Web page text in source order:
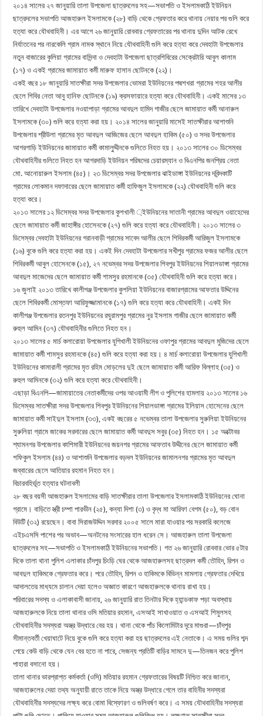
২০১৪ সালের ২৭ জানুয়ারি তালা উপজেলা ছাত্রদলের সহ—সভাপতি ও ইসলামকাঠি ইউনিয়ন
ছাত্রদলের সভাপতি আজহারুল ইসলামকে (২৮) বাড়ি থেকে গ্রেফতার করে থানায় নেয়ার পর গুলি করে
হত্যা করে যৌথবাহিনী। এর আগে ২৬ জানুয়ারি রোববার গ্রেফতারের পর থানায় দুদিন আটক রেখে
নির্যাতনের পর নারকেলি গ্রাম নামক স্থানে নিয়ে যৌথবাহিনী গুলি করে হত্যা করে দেবহাটা উপজেলার
নতুন বাজারের কুলিয়া গ্রামের বাসিন্দা ও দেবহাটা উপজেলা ছাত্রশিবিরের সেক্রেটারি আবুল কালাম
(১৭) ও একই গ্রামের জামায়াত কর্মী মারুফ হাসান ছোটনকে (২২)।
একই বছর ১৮ জানুয়ারি সাতক্ষীরা সদর উপজেলার ভোমরা ইউনিয়নের পদ্মশখরা গ্রামের শহর আলীর
ছেলে শিবির নেতা আবু হানিফ ছোটনকে (১৯) ক্রসফায়ারে হত্যা করে যৌথবাহিনী। একই মাসের ১৩
তারিখে দেবহাটা উপজেলার নওয়াপাড়া গ্রামের আবদুল হামিদ গাজীর ছেলে জামায়াত কর্মী আনারুল
ইসলামকে (৩০) গুলি করে হত্যা করা হয়। ২০১৪ সালের জানুয়ারি মাসেই সাতক্ষীরার আশাশুনি
উপজেলার শ্রীউলা গ্রামের মৃত আবদুল আজিজের ছেলে আবদুল হাকিম (৫০) ও সদর উপজেলার
আগরগাড়ি ইউনিয়নের জামায়াত কর্মী কামালু্দ্দীনকে গুলিতে নিহত হয়। ২০১৩ সালের ৩০ ডিসেম্বর
যৌথবাহিনীর গুলিতে নিহত হন আগরদাড়ি ইউনিয়ন পরিষদের চেয়ারম্যান ও বিএনপির জনপ্রিয় নেতা
মো. আনোয়ারুল ইসলাম (৪৫)। ২৩ ডিসেম্বর সদর উপজেলার ঝাইডাঙ্গা ইউনিয়নের দবিন্দকাটি
গ্রামের লোকমান দফাদারের ছেলে জামায়াত কর্মী হাফিজুল ইসলামকে (২২) যৌথবাহিনী গুলি করে
হত্যা করে।
২০১৩ সালের ১২ ডিসেম্বর সদর উপজেলার কুশখালী ্ইউনিয়নের সাতানী গ্রামের আবদুল ওয়াহেদের
ছেলে জামায়াত কর্মী জাহাঙ্গীর হোসেনকে (২৭) গুলি করে হত্যা করে যৌথবাহিনী। ২০১৩ সালের ৩
ডিসেম্বর দেবহাটা ইউনিয়নের গরানবাড়ী গ্রামের সাবেদ আলীর ছেলে শিবিরকর্মী আরিজুল ইসলামকে
(১৬) বুকে গুলি করে হত্যা করা হয়। একই দিন দেবহাটা উপজেলার সখীপুর গ্রামের ফজর আলীর ছেলে
শিবিরকর্মী আবুল হোসেনকে (১৫), ২৭ নভেম্বর সদর উপজেলার শিবপুর ইউনিয়নের শিয়ালডাঙ্গা গ্রামের
আবদুল মাজেদের ছেলে জামায়াত কর্মী শামসুর রহমানকে (৩৫) যৌথবাহিনী গুলি করে হত্যা করে।
১৬ জুলাই ২০১৩ তারিখে কালীগঞ্জ উপজেলার কুশলিয়া ইউনিয়নের বাজারগ্রামের আফতার উদ্দিনের
ছেলে শিবিরকর্মী মোস্তফা আরিফুজ্জামানকে (১৭) গুলি করে হত্যা করে যৌথবাহিনী। একই দিন
কালীগঞ্জ উপজেলার রতনপুর ইউনিয়নের রঘুরামপুর গ্রামের নুর ইসলাম গাজীর ছেলে জামায়াত কর্মী
রুহুল আমিন (৩৭) যৌথবাহিনীর গুলিতে নিহত হন।
২০১৩ সালের ৫ মার্চ কলারোয়া উপজেলার যুগিখালী ইউনিয়নের ওফাপুর গ্রামের আবদুল মুজিদের ছেলে
জামায়াত কর্মী শামসুর রহমানকে (৪৫) গুলি করে হত্যা করা হয়। ৪ মার্চ কলারোয়া উপজেলার যুগিখালী
ইউনিয়নের কামারালী গ্রামের মৃত রহিম মোড়লের দুই ছেলে জামায়াত কর্মী আরিফ বিল্লাহ (৩৫) ও
রুহুল আমিনকে (৩২) গুলি করে হত্যা করে যৌথবাহিনী।
এছাড়া বিএনপি—জামায়াতের নেতাকর্মীদের ওপর আওয়ামী লীগ ও পুলিশের হামলায় ২০১৩ সালের ১৬
ডিসেম্বর সাতক্ষীরা সদর উপজেলার শিবপুর ইউনিয়নের শিয়ালডাঙ্গা গ্রামের ইলিয়াস হোসেনের ছেলে
জামায়াত কর্মী সাইদুল ইসলাম (৩৩), একই বছরের ৫ নভেম্বর তালা উপজেলার সুরুলিয়া ইউনিয়নের
সুরুলিয়া গ্রামে জাকের সরদারের ছেলে জামায়াত কর্মী আবদুস সবুর (৩৫) নিহত হন। ১৫ অক্টোবর
শ্যামনগর উপজেলার কাশিমারী ইউনিয়নের জয়নগর গ্রামের আফতাব উদ্দীনের ছেলে জামায়াত কর্মী
শফিকুল ইসলাম (৪৪) ও আশাশুনি উপজেলার বড়দল ইউনিয়নের জামালনগর গ্রামের মৃত আবদুল
জব্বারের ছেলে আতিয়ার রহমান নিহত হন।
বিচারবহির্ভূত হত্যার ঘটনাবলী
২৮ বছর বয়সী আজহারুল ইসলামের বাড়ি সাতক্ষীরার তালা উপজেলার ইসলামকাঠি ইউনিয়নের ঘোনা
গ্রামে। বাড়িতে স্ত্রী চম্পা পারভীন (২৫), কন্যা দিশা (৩) ও বৃদ্ধ মা আরিফা বেগম (৫০), বড় বোন
বিউটি (৩২) রয়েছেন। বাবা সিরাজউদ্দিন সরদার ২০০৫ সালে মারা যাওয়ার পর সরকারি কলেজে
এইচএসসি পাশের পর অভাব—অনটনের সংসারের হাল ধরেন সে। আজহারুল তালা উপজেলা
ছাত্রদলের সহ—সভাপতি ও ইসলামকাঠি ইউনিয়নের সভাপতি। গত ২৬ জানুয়ারি রোববার ভোর ৫টার
দিকে তালা থানা পুলিশ এলাকার চাঁদপুর চিংড়ি ঘের থেকে আজহারুলসহ ছাত্রদল কর্মী তৌহিদ, রিপন ও
আবদুল হাকিমকে গ্রেফতার করে। পরে তৌহিদ, রিপন ও হাকিমকে বিভিন্ন মামলায় গ্রেফতার দেখিয়ে
আদালতের মাধ্যমে চালান দেয়া হলেও অজ্ঞাত কারণে আজহারুলকে থানায় রাখা হয়।
পরিবারের সদস্য ও এলাকাবাসী জানায়, ২৬ জানুয়ারি রাত তিনটার দিকে হ্যান্ডকাফ পড়া অবস্থায়
আজহারুলকে নিয়ে তালা থানার ওসি মতিয়ার রহমান, এসআই সাখাওয়াত ও এসআই শিমুলসহ
যৌথবাহিনীর সদস্যরা অস্ত্র উদ্ধারে বের হয়। থানা থেকে পাঁচ কিলোমিটার দূরে মাগুরা—চাঁদপুর
সীমান্তবর্তী খেয়াঘাটে নিয়ে বুকে গুলি করে হত্যা করা হয় ছাত্রদলের এই নেতাকে। এ সময় গুলির শব্দ
পেয়ে কেউ বাড়ি থেকে যেন বের হতে না পারে, সেজন্য প্রতিটি বাড়ির সামনে দু—তিনজন করে পুলিশ
পাহারা বসানো হয়।
তালা থানার ভারপ্রাপ্ত কর্মকর্তা (ওসি) মতিয়ার রহমান গ্রেফতারের বিষয়টি নিশ্চিত করে জানান,
আজহারুলের দেয়া তথ্য অনুযায়ী রাতে তাকে নিয়ে অস্ত্র উদ্ধারে গেলে তার বাহিনীর সদস্যরা
যৌথবাহিনীর সদস্যদের লক্ষ্য করে বোমা বিস্ফোরণ ও গুলিবর্ষণ করে। এ সময় যৌথবাহিনীর সদস্যরা